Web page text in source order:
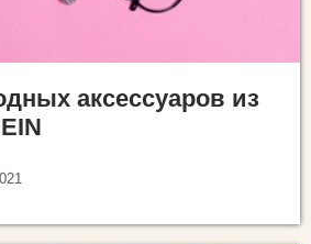
аксессуаров из